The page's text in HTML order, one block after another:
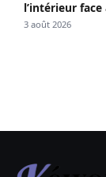
l’intérieur
3 août 2026